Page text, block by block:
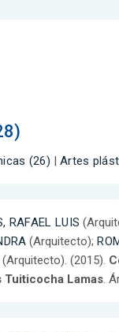
(26) Artes
RAFAEL LUIS
(Arquitecto);
(Arquitecto). (2015).
Tuiticocha Lamas.